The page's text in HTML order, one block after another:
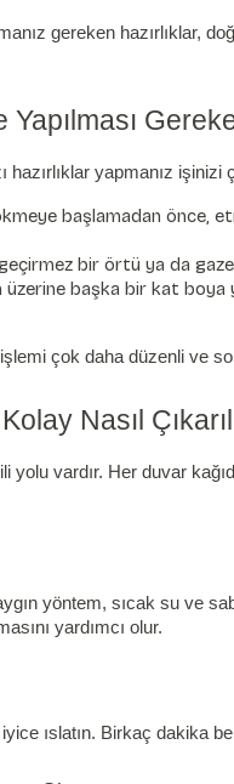
gereken hazırlıklar,
Yapılması
hazırlıklar yapmanız
başlamadan önce,
bir örtü ya da
üzerine başka bir kat
çok daha düzenli ve
Nasıl
yolu vardır. Her duvar
yöntem, sıcak su ve
yardımcı olur.
ıslatın. Birkaç dakika